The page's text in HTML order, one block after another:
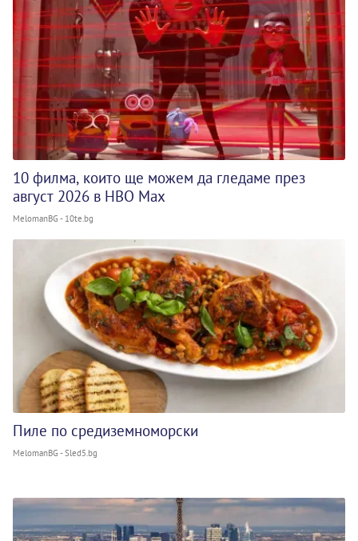
10 филма, които ще можем да гледаме през
август 2026 в HBO Max
MelomanBG - 10te.bg
Пиле по средиземноморски
MelomanBG - Sled5.bg